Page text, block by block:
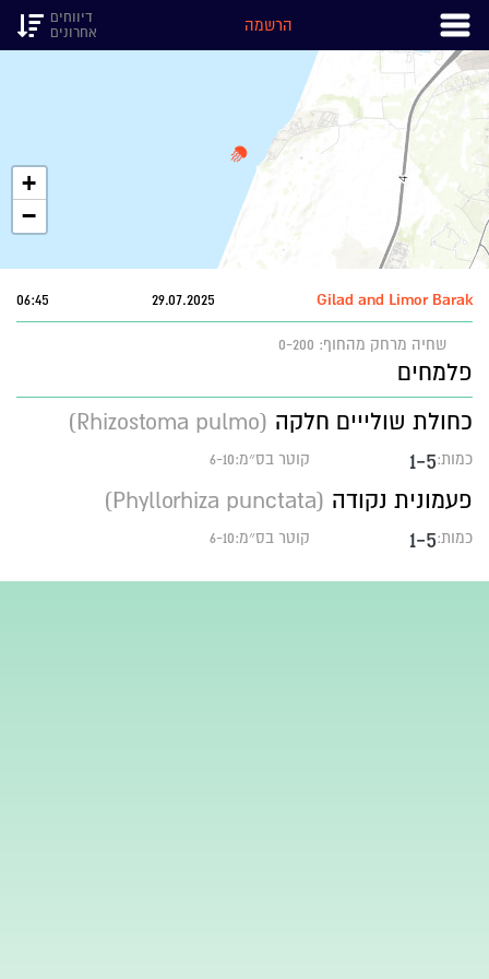
הרשמה
דיווחים
אחרונים
+
−
Gilad and Limor Barak
29.07.2025
06:45
שחיה מרחק מהחוף: 0-200
פלמחים
כחולת שולייים חלקה (Rhizostoma pulmo)
כמות:1-5 קוטר בס״מ:6-10
פעמונית נקודה (Phyllorhiza punctata)
כמות:1-5 קוטר בס״מ:6-10